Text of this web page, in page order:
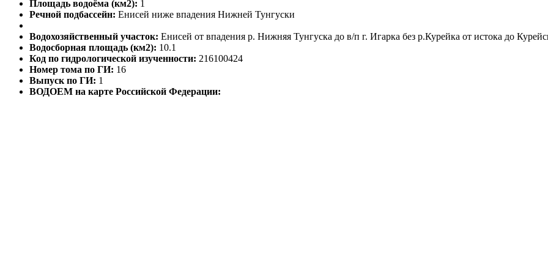
Площадь водоёма (км2): 1
Речной подбассейн: Енисей ниже впадения Нижней Тунгуски
Водохозяйственный участок: Енисей от впадения р. Нижняя Тунгуска до в/п г. Игарка без р.Курейка от истока до
Водосборная площадь (км2): 10.1
Код по гидрологической изученности: 216100424
Номер тома по ГИ: 16
Выпуск по ГИ: 1
ВОДОЕМ на карте Российской Федерации: